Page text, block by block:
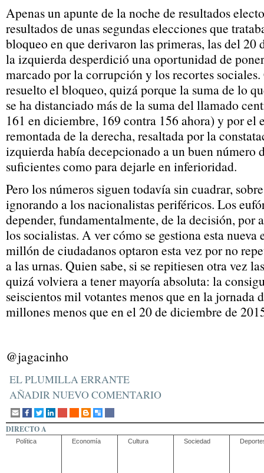
Apenas un apunte de la noche de resultados
resultados de unas segundas elecciones que
bloqueo en que derivaron las primeras, las del 20
la izquierda desperdició una oportunidad de
marcado por la corrupción y los recortes
resuelto el bloqueo, quizá porque la suma de lo
se ha distanciado más de la suma del llamado
161 en diciembre, 169 contra 156 ahora) y por el
remontada de la derecha, resaltada por la
izquierda había decepcionado a un buen número
suficientes como para dejarle en inferioridad.
Pero los números siguen todavía sin cuadrar,
ignorando a los nacionalistas periféricos. Los
depender, fundamentalmente, de la decisión, por
los socialistas. A ver cómo se gestiona esta
millón de ciudadanos optaron esta vez por no
a las urnas. Quien sabe, si se repitiesen otra vez
quizá volviera a tener mayoría absoluta: la
seiscientos mil votantes menos que en la jornada
millones menos que en el 20 de diciembre de
@jagacinho
EL PLUMILLA ERRANTE
AÑADIR NUEVO COMENTARIO
DIRECTO A
Política Economía Cultura Sociedad